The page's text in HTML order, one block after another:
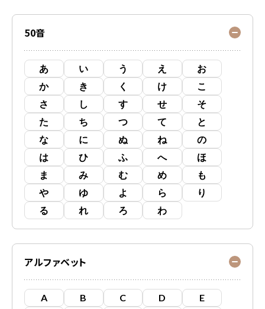
50音
あ い う え
お
か
き く け
こ
さ
し す せ
そ
た
ち つ て
と
な
に ぬ ね
の
は
ひ ふ へ
ほ
ま
み む め
も
や
ゆ よ ら
り
る
れ ろ わ
アルファベット
A B C D
E